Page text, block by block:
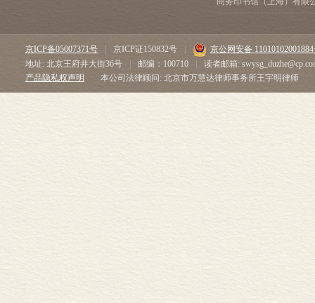
第一节 唐代诗人笔下的天
第三节 文书中的世界 / 209
第八章
古道记忆 / 223
柳孩者，长仅
食以死，盖亦
记》中，也屡
怪力乱神而为
今2万年的丹尼
京ICP备05007371号 京ICP证150832号
京公网安备
地址: 北京王府井大街36号
邮编：100710
读者邮箱:
产品隐私权声明
本公司法律顾问: 北京市万慧达律师事务所王宇明律师